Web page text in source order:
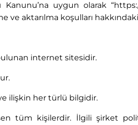
Kanunu’na uygun olarak
ve aktarılma koşulları
internet sitesidir.
ilişkin her türlü bilgidir.
tüm kişilerdir. İlgili şirket